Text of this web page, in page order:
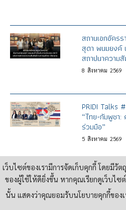
สถานเอกอัคร
สุดา พนมยงค์
สถาปนาความ
8 สิงหาคม 2569
PRIDI Talks
“ไทย-กัมพูชา:
ร่วมมือ”
5 สิงหาคม 2569
“นายซิม วีระไ
พนมยงค์ (พ.ศ
4 สิงหาคม 2569
เว็บไซต์ของเรามีการจัดเก็บคุกกี้ โดยมี
ของผู้ใช้ให้ดียิ่งขึ้น หากคุณเรียกดูเว็บไซ
นั้น แสดงว่าคุณยอมรับนโยบายคุกกี้ของเ